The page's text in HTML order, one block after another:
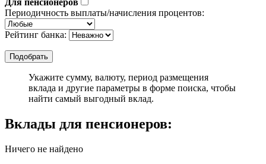
Периодичность выплаты/начисления процентов:
Рейтинг банка:
Укажите сумму, валюту, период размещения
вклада и другие параметры в форме поиска, чтобы
найти самый выгодный вклад.
Вклады для пенсионеров:
Ничего не найдено